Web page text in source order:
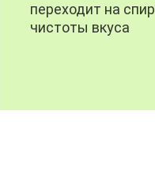
переходит на
чистоты вкуса